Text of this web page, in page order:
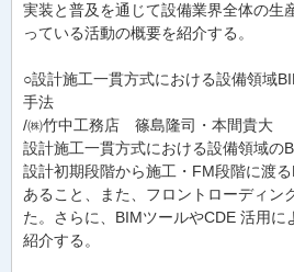
実装と普及を通じて設備業界全体の生
っている活動の概要を紹介する。
○設計施工一貫方式における設備領域
手法
/㈱竹中工務店 篠島隆司・本間貴大
設計施工一貫方式における設備領域の
設計初期段階から施工・FM段階に渡
あること、また、フロントローディン
た。さらに、BIMツールやCDE 活用に
紹介する。